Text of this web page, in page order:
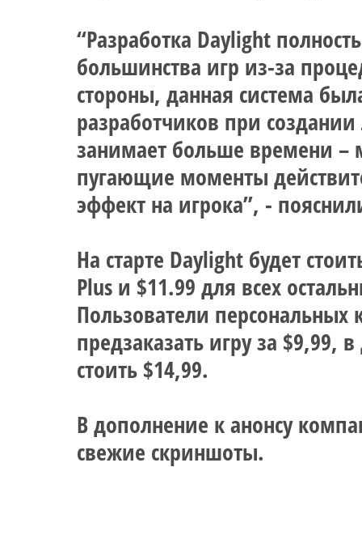
“Разработка Daylight
большинства игр из-за
стороны, данная система
разработчиков при
занимает больше времени –
пугающие моменты
эффект на игрока”, -
На старте Daylight будет
Plus и $11.99 для всех
Пользователи персональных
предзаказать игру за $9,99,
стоить $14,99.
В дополнение к анонсу
свежие скриншоты.